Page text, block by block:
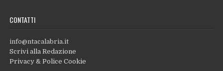
CONTATTI
info@ntacalabria.it
Scrivi alla Redazione
Privacy & Police Cookie